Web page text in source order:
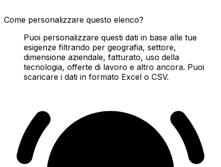
Come personalizzare questo elenco?
Puoi personalizzare questi dati in base alle tue
esigenze filtrando per geografia, settore,
dimensione aziendale, fatturato, uso della
tecnologia, offerte di lavoro e altro ancora. Puoi
scaricare i dati in formato Excel o CSV.